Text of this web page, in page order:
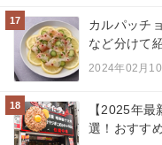
17
カルパッチ
など分けて
2024年02月10
18
【2025年
選！おすす